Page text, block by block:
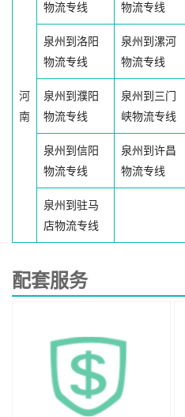
河
南
物流专线
物流专线
泉州到洛阳
物流专线
泉州到漯河
物流专线
泉州到濮阳
物流专线
泉州到三门
峡物流专线
泉州到信阳
物流专线
泉州到许昌
物流专线
泉州到驻马
店物流专线
配套服务